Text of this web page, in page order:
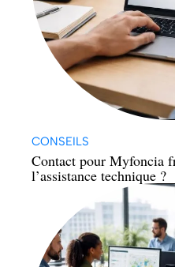
CONSEILS
Contact pour Myfoncia
l’assistance technique ?